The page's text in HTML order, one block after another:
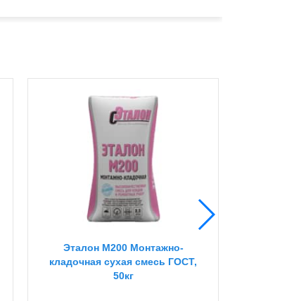
Эталон М200 Монтажно-
кладочная сухая смесь ГОСТ,
50кг